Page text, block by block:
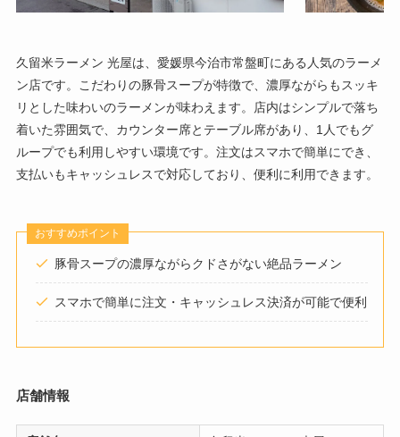
久留米ラーメン 光屋は、愛媛県今治市常盤町にある人気のラーメ
ン店です。こだわりの豚骨スープが特徴で、濃厚ながらもスッキ
リとした味わいのラーメンが味わえます。店内はシンプルで落ち
着いた雰囲気で、カウンター席とテーブル席があり、1人でもグ
ループでも利用しやすい環境です。注文はスマホで簡単にでき、
支払いもキャッシュレスで対応しており、便利に利用できます。
おすすめポイント
豚骨スープの濃厚ながらクドさがない絶品ラーメン
スマホで簡単に注文・キャッシュレス決済が可能で便利
店舗情報